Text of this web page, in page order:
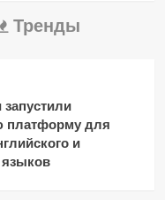
Тренды
платформу для
и
языков